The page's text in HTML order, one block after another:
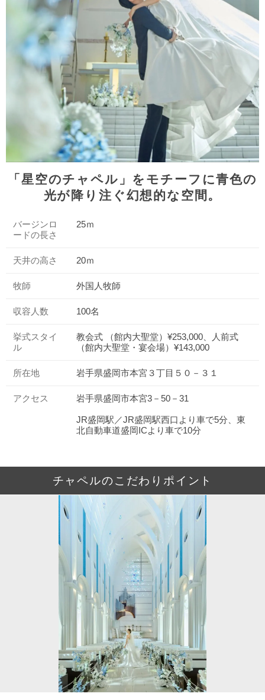
「星空のチャペル」をモチーフに青色の
光が降り注ぐ幻想的な空間。
バージンロ
ードの長さ
25ｍ
天井の高さ 20ｍ
牧師 外国人牧師
収容人数 100名
挙式スタイ
ル
教会式 （館内大聖堂）¥253,000、人前式
（館内大聖堂・宴会場）¥143,000
所在地 岩手県盛岡市本宮３丁目５０－３１
アクセス 岩手県盛岡市本宮3－50－31
JR盛岡駅／JR盛岡駅西口より車で5分、東
北自動車道盛岡ICより車で10分
チャペルのこだわりポイント